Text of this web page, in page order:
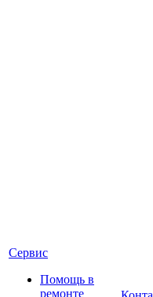
Сервис
Помощь в
ремонте